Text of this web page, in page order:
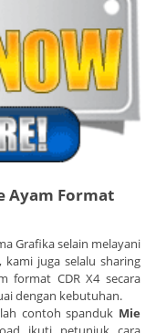
Ayam Format
Grafika selain melayani
juga selalu sharing
format CDR X4 secara
dengan kebutuhan.
contoh spanduk Mie